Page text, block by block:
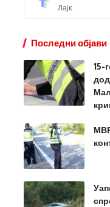
Лајк
Последни објави
15-